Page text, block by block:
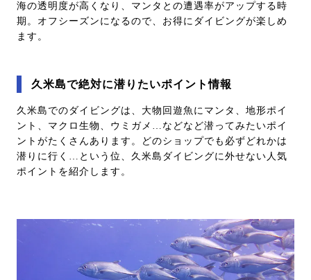
海の透明度が高くなり、マンタとの遭遇率がアップする時
期。オフシーズンになるので、お得にダイビングが楽しめ
ます。
久米島で絶対に潜りたいポイント情報
久米島でのダイビングは、大物回遊魚にマンタ、地形ポイ
ント、マクロ生物、ウミガメ…などなど潜ってみたいポイ
ントがたくさんあります。どのショップでも必ずどれかは
潜りに行く…という位、久米島ダイビングに外せない人気
ポイントを紹介します。